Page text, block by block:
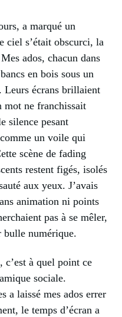
a marqué un
ciel s’était obscurci, la
ados, chacun dans
en bois sous un
Leurs écrans brillaient
mot ne franchissait
silence pesant
un voile qui
scène de fading
restent figés, isolés
aux yeux. J’avais
animation ni points
pas à se mêler,
bulle numérique.
c’est à quel point ce
sociale.
a laissé mes ados errer
le temps d’écran a